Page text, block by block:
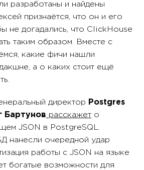
разработаны и найдены
признаётся, что он и его
не догадались, что ClickHouse
таким образом. Вместе с
какие фичи нашли
а о каких стоит ещё
директор Postgres
Бартунов расскажет о
JSON в PostgreSQL.
нанесли очередной удар
работы с JSON на языке
богатые возможности для